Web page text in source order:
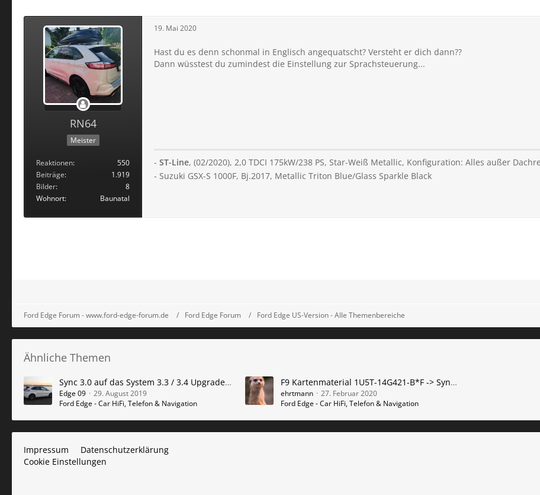
RN64
Meister
Reaktionen
550
Beiträge
1.919
Bilder
8
Wohnort
Baunatal
19. Mai 2020
Hast du es denn schonmal in Englisch angequatscht? Versteht er dich dann??
Dann wüsstest du zumindest die Einstellung zur Sprachsteuerung...
- ST-Line, (02/2020), 2,0 TDCI 175kW/238 PS, Star-Weiß Metallic, Konfiguration: Alles außer
- Suzuki GSX-S 1000F, Bj.2017, Metallic Triton Blue/Glass Sparkle Black
Ford Edge Forum - www.ford-edge-forum.de Ford Edge Forum Ford Edge US-Version - Alle Themenbereiche
Ähnliche Themen
Sync 3.0 auf das System 3.3 / 3.4 Upgraden lassen.
Edge 09
29. August 2019
Ford Edge - Car HiFi, Telefon & Navigation
F9 Kartenmaterial 1U5T-14G421-B*F -> Sync3 ab v3.2.19324 EU.1.19 verfügbar
ehrtmann
27. Februar 2020
Ford Edge - Car HiFi, Telefon & Navigation
Impressum
Datenschutzerklärung
Cookie Einstellungen